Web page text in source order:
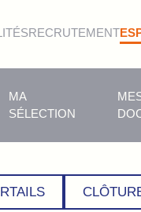
RECRUTEMENT
MA
SÉLECTIONpratiques et